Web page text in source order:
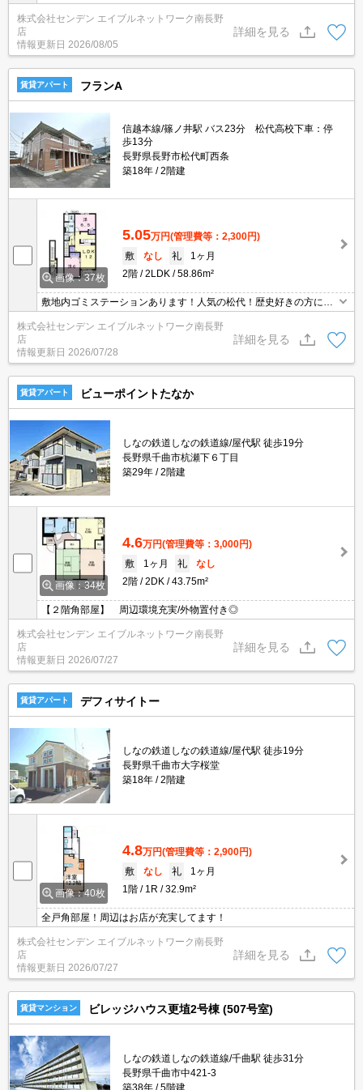
株式会社センデン エイブルネットワーク南長野
店
情報更新日 2026/08/05
詳細を見る
賃貸アパート フランA
信越本線/篠ノ井駅 バス23分 松代高校下車：停
歩13分
長野県長野市松代町西条
築18年
2階建
画像：37枚
5.05万円(管理費等：2,300円)
敷
なし 礼
1ヶ月
2階
2LDK 58.86m²
敷地内ゴミステーションあります！人気の松代！歴史好きの方にも
おススメな松代地区
株式会社センデン エイブルネットワーク南長野
店
情報更新日 2026/07/28
詳細を見る
賃貸アパート ビューポイントたなか
しなの鉄道しなの鉄道線/屋代駅 徒歩19分
長野県千曲市杭瀬下６丁目
築29年
2階建
画像：34枚
4.6万円(管理費等：3,000円)
敷
1ヶ月 礼
なし
2階
2DK 43.75m²
【２階角部屋】 周辺環境充実/外物置付き◎
株式会社センデン エイブルネットワーク南長野
店
情報更新日 2026/07/27
詳細を見る
賃貸アパート デフィサイトー
しなの鉄道しなの鉄道線/屋代駅 徒歩19分
長野県千曲市大字桜堂
築18年
2階建
画像：40枚
4.8万円(管理費等：2,900円)
敷
なし 礼
1ヶ月
1階
1R 32.9m²
全戸角部屋！周辺はお店が充実してます！
株式会社センデン エイブルネットワーク南長野
店
情報更新日 2026/07/27
詳細を見る
賃貸マンション ビレッジハウス更埴2号棟 (507号室)
しなの鉄道しなの鉄道線/千曲駅 徒歩31分
長野県千曲市中421-3
築38年
5階建